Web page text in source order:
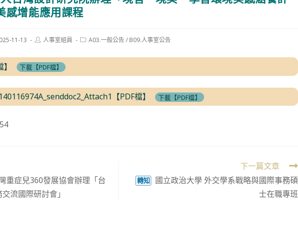
感增能應用課程
11-13
Post人事室組員
PostA03.一般公告/ B09.人事室公告
下載【PDF檔】
【PDF檔】 下載【PDF檔】
重症兒360發展協會辦理「台
流國際研討會」
下一篇文章
轉知
國立政治大學 外交學系戰略與國際事務碩
士在職專班